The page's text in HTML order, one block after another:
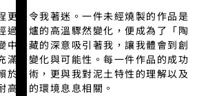
更是令我著迷。一件未經燒製的作品是
過窯爐的高溫驟然變化，便成為了「陶
中隱藏的深意吸引著我，讓我體會到創
滿著變化與可能性。每一件作品的成功
於技術，更與我對泥土特性的理解以及
高溫的環境息息相關。